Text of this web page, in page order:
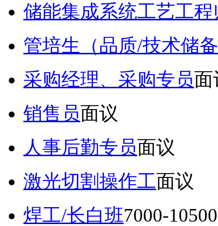
储能集成系统工艺工程
管培生（品质/技术储
采购经理、采购专员面
销售员面议
人事后勤专员面议
激光切割操作工面议
焊工/长白班7000-